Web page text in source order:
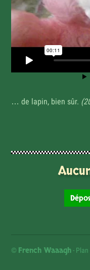
… de lapin, bien sûr.
© French Waaagh- Plan